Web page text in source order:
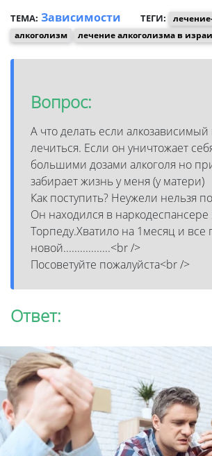
ТЕМА: Зависимости ТЕГИ:
алкоголизм
лечение алкоголизма в
Вопрос:
А что делать если алкозависимый
лечиться. Если он уничтожает
большими дозами алкоголя но
забирает жизнь у меня (у матери)
Как поступить? Неужели нельзя
Он находился в наркодеспансере
Торпеду.Хватило на 1месяц и все
новой.................<br />
Посоветуйте пожалуйста<br />
Ответ: